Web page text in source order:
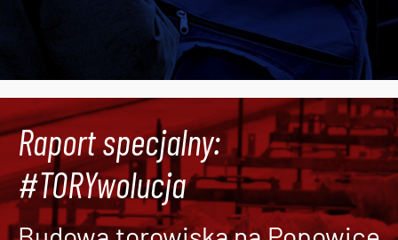
Raport specjalny:
#TORYwolucja